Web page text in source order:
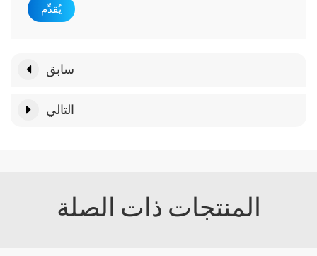
يُقدِّم
سابق
التالي
المنتجات ذات الصلة